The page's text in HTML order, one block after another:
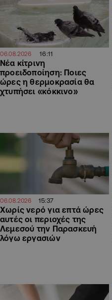
06.08.2026 16:11
Νέα κίτρινη
προειδοποίηση: Ποιες
ώρες η θερμοκρασία θα
χτυπήσει «κόκκινο»
06.08.2026 15:37
Χωρίς νερό για επτά ώρες
αυτές οι περιοχές της
Λεμεσού την Παρασκευή
λόγω εργασιών